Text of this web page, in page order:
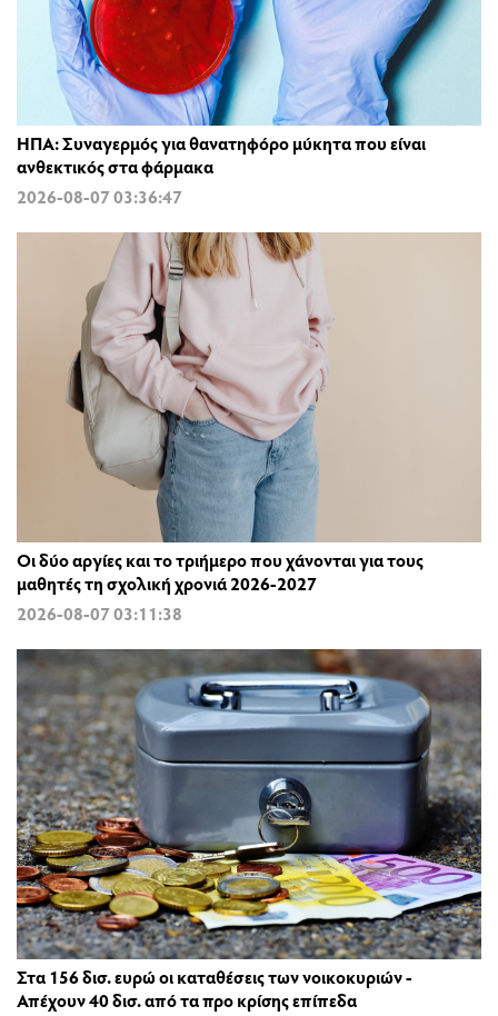
ΗΠΑ: Συναγερμός για θανατηφόρο μύκητα που είναι
ανθεκτικός στα φάρμακα
2026-08-07 03:36:47
Οι δύο αργίες και το τριήμερο που χάνονται για τους
μαθητές τη σχολική χρονιά 2026-2027
2026-08-07 03:11:38
Στα 156 δισ. ευρώ οι καταθέσεις των νοικοκυριών -
Απέχουν 40 δισ. από τα προ κρίσης επίπεδα